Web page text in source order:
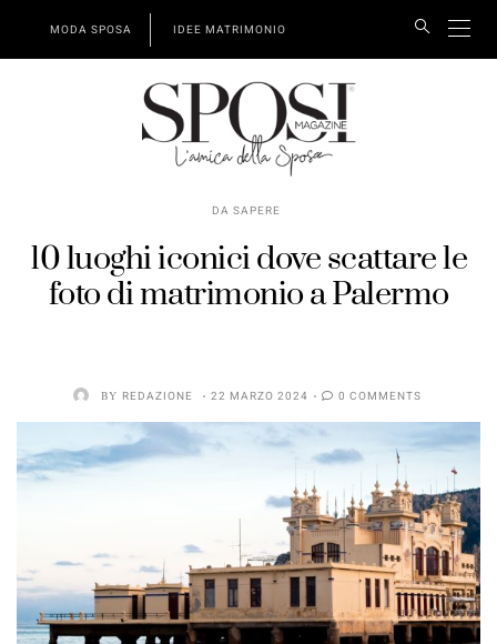
MODA SPOSA IDEE MATRIMONIO
DA SAPERE
10 luoghi iconici dove scattare le
foto di matrimonio a Palermo
BY REDAZIONE 22 MARZO 2024 0 COMMENTS